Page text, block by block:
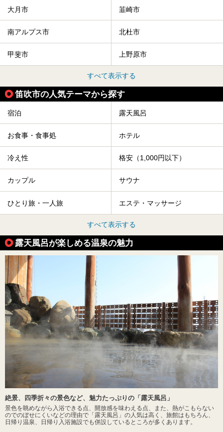
大月市 韮崎市
南アルプス市 北杜市
甲斐市 上野原市
すべて表示する
笛吹市の人気テーマから探す
宿泊 露天風呂
お食事・食事処 ホテル
冷え性 格安（1,000円以下）
カップル サウナ
ひとり旅・一人旅 エステ・マッサージ
すべて表示する
露天風呂が楽しめる温泉の魅力
絶景、四季折々の景色など、魅力たっぷりの「露天風呂」
景色を眺めながら入浴できる点、開放感を味わえる点、また、熱がこもらない
のでのぼせにくいなどの理由で「露天風呂」の人気は高く、旅館はもちろん、
日帰り温泉、日帰り入浴施設でも併設しているところが多くあります。